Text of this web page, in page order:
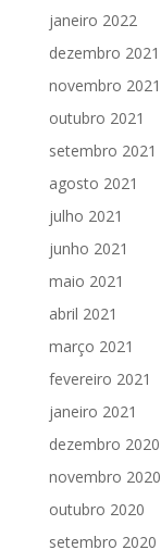
janeiro 2022
dezembro 2021
novembro 2021
outubro 2021
setembro 2021
agosto 2021
julho 2021
junho 2021
maio 2021
abril 2021
março 2021
fevereiro 2021
janeiro 2021
dezembro 2020
novembro 2020
outubro 2020
setembro 2020